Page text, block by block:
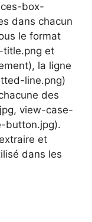
box-
dans chacun
le format
title.png et
la ligne
line.png)
des
view-case-
button.jpg).
et
dans les